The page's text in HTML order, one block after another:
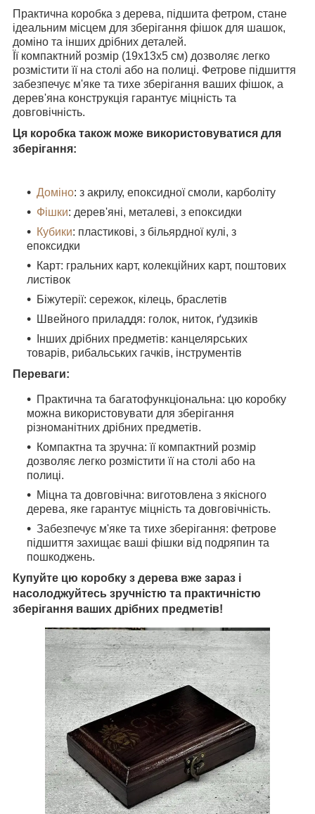
Практична коробка з дерева, підшита фетром, стане
ідеальним місцем для зберігання фішок для шашок,
доміно та інших дрібних деталей.
Її компактний розмір (19х13х5 см) дозволяє легко
розмістити її на столі або на полиці. Фетрове підшиття
забезпечує м'яке та тихе зберігання ваших фішок, а
дерев'яна конструкція гарантує міцність та
довговічність.
Ця коробка також може використовуватися для
зберігання:
Доміно: з акрилу, епоксидної смоли, карболіту
Фішки: дерев'яні, металеві, з епоксидки
Кубики: пластикові, з більярдної кулі, з
епоксидки
Карт: гральних карт, колекційних карт, поштових
листівок
Біжутерії: сережок, кілець, браслетів
Швейного приладдя: голок, ниток, ґудзиків
Інших дрібних предметів: канцелярських
товарів, рибальських гачків, інструментів
Переваги:
Практична та багатофункціональна: цю коробку
можна використовувати для зберігання
різноманітних дрібних предметів.
Компактна та зручна: її компактний розмір
дозволяє легко розмістити її на столі або на
полиці.
Міцна та довговічна: виготовлена з якісного
дерева, яке гарантує міцність та довговічність.
Забезпечує м'яке та тихе зберігання: фетрове
підшиття захищає ваші фішки від подряпин та
пошкоджень.
Купуйте цю коробку з дерева вже зараз і
насолоджуйтесь зручністю та практичністю
зберігання ваших дрібних предметів!